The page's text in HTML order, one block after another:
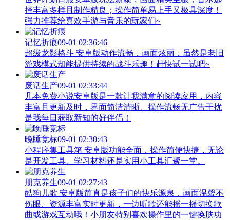
择丰富多样且制作精良；操作简单易上手又极具深度！
强力推荐给喜欢手游与音乐的玩家们~
记忆折痕09-01 02:36:46
超级龙影格斗 安卓版动作流畅，画面炫丽，虽然是老旧
游戏模式却能提供持续的战斗乐趣！赶快试一试吧~
废话生产09-01 02:33:44
几本免费小说安卓版是一款让我满意的阅读应用，内容
丰富且更新及时，界面简洁清晰、操作流畅无广告干扰
是我每日获取新知的好伴侣！
晚睡竞标09-01 02:30:43
小程序集工具箱 安卓版功能全面，操作简便快捷，无论
是开发工具、学习材料还是实用小工具汇聚一堂。
朋克养生09-01 02:27:43
酷狗儿歌 安卓版简直是孩子们的快乐源泉，画面温馨不
伤眼、资源丰富实时更新，一边听歌还能摇一摇切换歌
曲或游戏互动哦！小朋友特别喜欢操作里的一键换肤功